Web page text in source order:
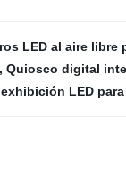
LED al aire libre
, Quiosco digital
LED